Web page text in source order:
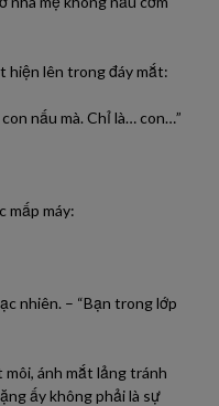
hiện lên trong đáy mắt:
nấu mà. Chỉ là… con…”
mấp máy:
nhiên. – “Bạn trong lớp
môi, ánh mắt lảng tránh
ấy không phải là sự